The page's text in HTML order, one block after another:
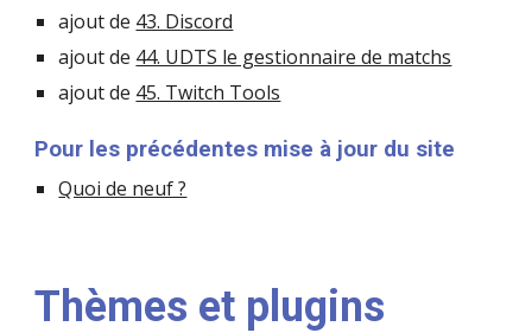
ajout de 43. Discord
ajout de 44. UDTS le gestionnaire de matchs
ajout de 45. Twitch Tools
Pour les précédentes mise à jour du site
Quoi de neuf ?
Thèmes et plugins